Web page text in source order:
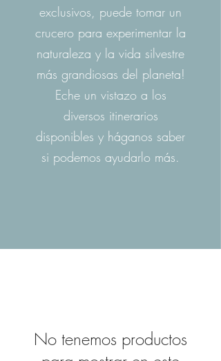
exclusivos, puede tomar un
crucero para experimentar la
naturaleza y la vida silvestre
más grandiosas del planeta!
Eche un vistazo a los
diversos itinerarios
disponibles y háganos saber
si podemos ayudarlo más.
No tenemos productos